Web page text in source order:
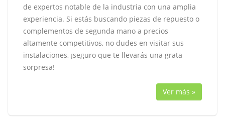
de expertos notable de la industria con una amplia
experiencia. Si estás buscando piezas de repuesto o
complementos de segunda mano a precios
altamente competitivos, no dudes en visitar sus
instalaciones, ¡seguro que te llevarás una grata
sorpresa!
Ver más »